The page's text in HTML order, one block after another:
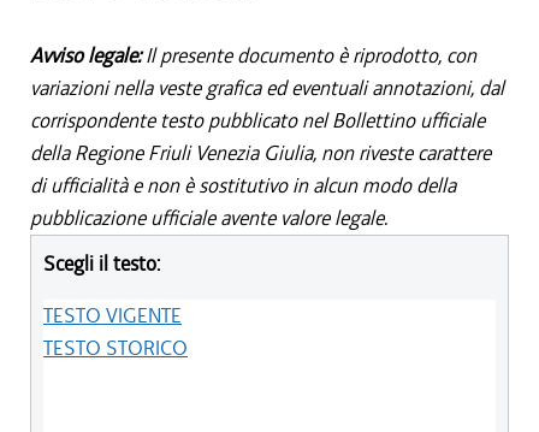
Avviso legale:Il presente documento è riprodotto, con
variazioni nella veste grafica ed eventuali annotazioni, dal
corrispondente testo pubblicato nel Bollettino ufficiale
della Regione Friuli Venezia Giulia, non riveste carattere
di ufficialità e non è sostitutivo in alcun modo della
pubblicazione ufficiale avente valore legale.
Scegli il testo:
TESTO VIGENTE
TESTO STORICO